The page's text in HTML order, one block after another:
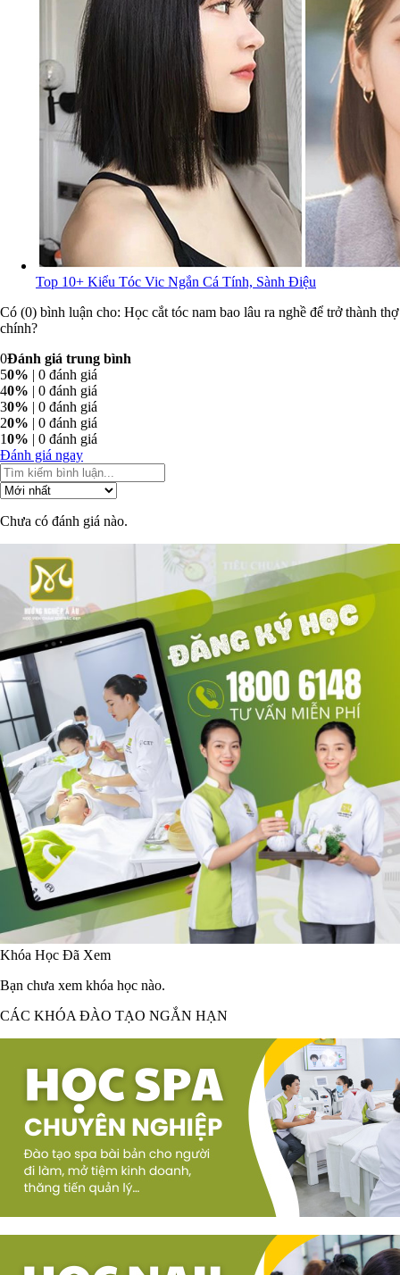
Top 10+ Kiểu Tóc Vic Ngắn Cá Tính, Sành Điệu
Có (0) bình luận cho: Học cắt tóc nam bao lâu ra nghề để trở thành thợ
chính?
0Đánh giá trung bình
50% | 0 đánh giá
40% | 0 đánh giá
30% | 0 đánh giá
20% | 0 đánh giá
10% | 0 đánh giá
Đánh giá ngay
Chưa có đánh giá nào.
Khóa Học Đã Xem
Bạn chưa xem khóa học nào.
CÁC KHÓA ĐÀO TẠO NGẮN HẠN